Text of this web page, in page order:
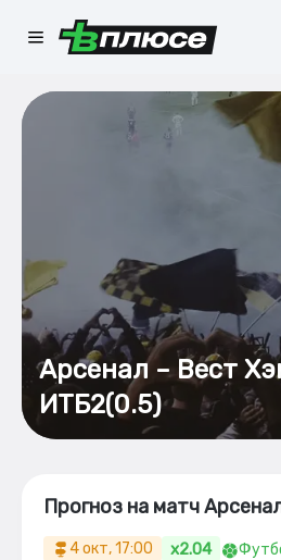
Арсенал – Вест
ИТБ2(0.5)
Прогноз на матч
4 окт, 17:00 x2.04